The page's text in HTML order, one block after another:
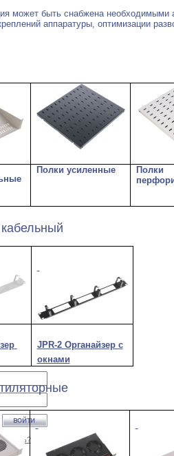
может быть снабжена
аппаратуры, оптимизации
Полки усиленные
Полки
JPR-2 Органайзер с
окнами